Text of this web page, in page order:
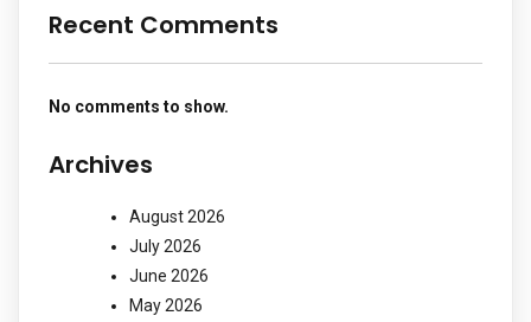
Recent Comments
No comments to show.
Archives
August 2026
July 2026
June 2026
May 2026